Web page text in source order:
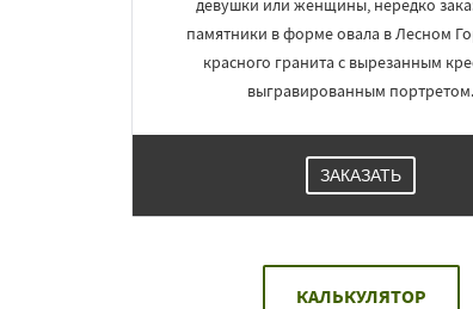
девушки или женщины, нередко
памятники в форме овала в Лесном
красного гранита с вырезанным
выгравированным портретом.
ЗАКАЗАТЬ
КАЛЬКУЛЯТОР